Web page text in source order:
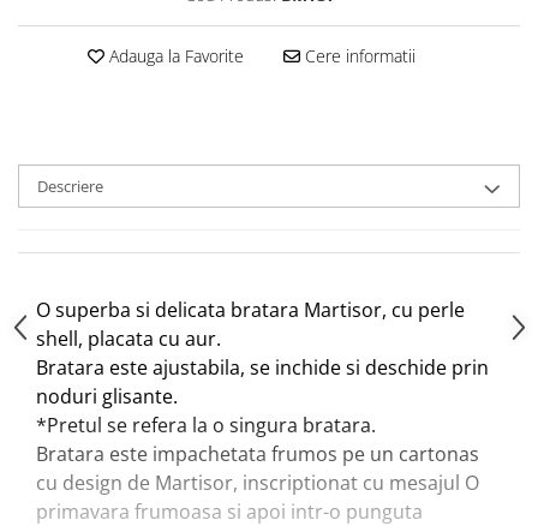
Adauga la Favorite Cere informatii
Descriere
O superba si delicata bratara Martisor, cu perle
shell, placata cu aur.
Bratara este ajustabila, se inchide si deschide prin
noduri glisante.
*Pretul se refera la o singura bratara.
Bratara este impachetata frumos pe un cartonas
cu design de Martisor, inscriptionat cu mesajul O
primavara frumoasa si apoi intr-o punguta